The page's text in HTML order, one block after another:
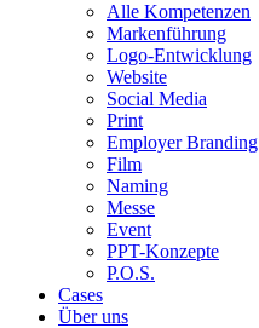
Alle Kompetenzen
Markenführung
Logo-Entwicklung
Website
Social Media
Print
Employer Branding
Film
Naming
Messe
Event
PPT-Konzepte
P.O.S.
Cases
Über uns